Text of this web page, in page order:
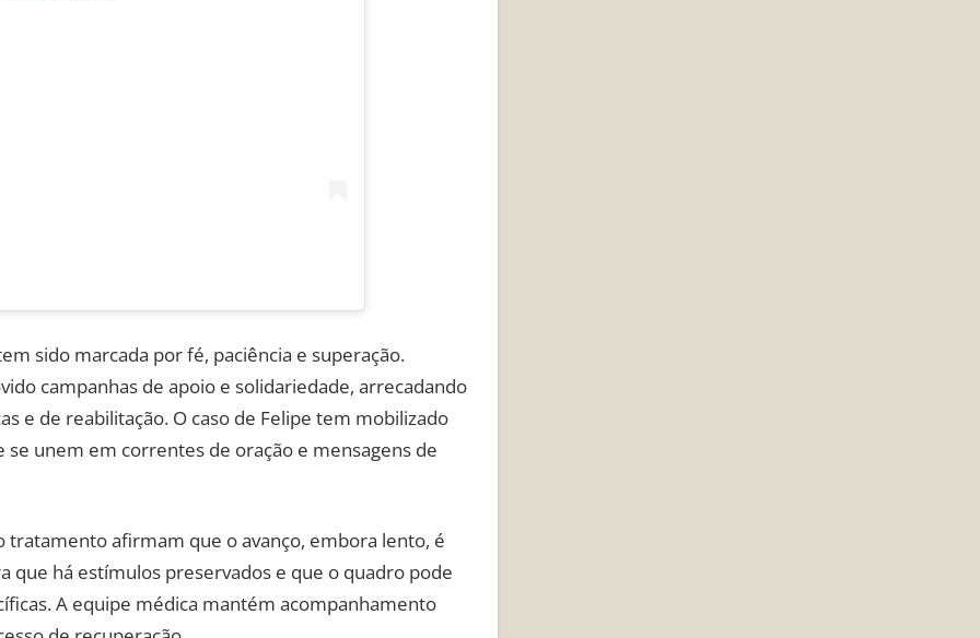
sido marcada por fé, paciência e superação.
campanhas de apoio e solidariedade, arrecadando
e de reabilitação. O caso de Felipe tem mobilizado
unem em correntes de oração e mensagens de
tratamento afirmam que o avanço, embora lento, é
que há estímulos preservados e que o quadro pode
A equipe médica mantém acompanhamento